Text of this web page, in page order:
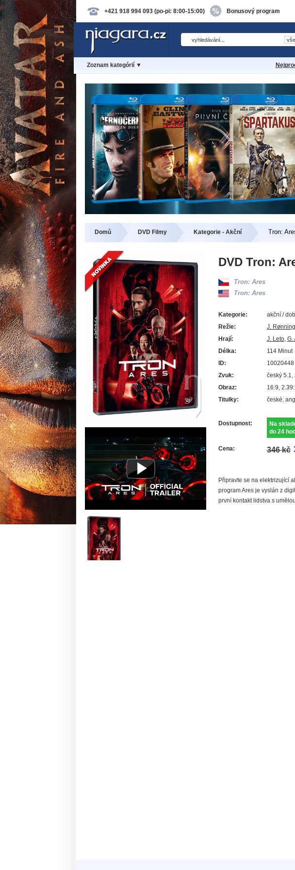
+421 918 994 093 (po-pi: 8:00-15:00) Bonusový program
Zoznam kategórií ▼
Domů DVD Filmy Kategorie - Akční Tron:
DVD Tron:
Tron: Ares
Tron: Ares
Kategorie:
akční /
Režie:
J. Rønning
Hrají:
J. Leto, G.
Délka:
114 Minut
ID:
10020448
Zvuk:
český 5.1,
Obraz:
16:9,
Titulky:
české,
Dostupnost:
Na
do 24
Cena: 346 kč
Připravte se na elektrizující
program Ares je vyslán z
první kontakt lidstva s